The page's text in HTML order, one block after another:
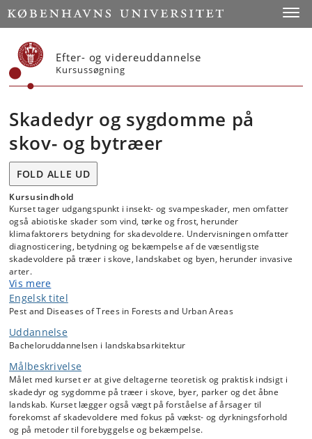
Start
Efter- og videreuddannelse
Kursussøgning
Skadedyr og sygdomme på
skov- og bytræer
FOLD ALLE UD
Kursusindhold
Kurset tager udgangspunkt i insekt- og svampeskader, men omfatter
også abiotiske skader som vind, tørke og frost, herunder
klimafaktorers betydning for skadevoldere. Undervisningen omfatter
diagnosticering, betydning og bekæmpelse af de væsentligste
skadevoldere på træer i skove, landskabet og byen, herunder invasive
arter.
Kurset henvender sig til alle med interesse for dyrkning og forvaltning
af træer.
Identifikation, symptombeskrivelse og diagnostik
Biologi og økologi hos skadedyr og svampe på skov- og
bytræer
Årsagssammenhænge mellem forekomst af skadevoldere
og vækst- og dyrkningsmæssige forhold
Klimafaktorers indflydelse på forekomst og betydning af
skadevoldere
Vis mere
Engelsk titel
Pest and Diseases of Trees in Forests and Urban Areas
Uddannelse
Bacheloruddannelsen i landskabsarkitektur
Målbeskrivelse
Målet med kurset er at give deltagerne teoretisk og praktisk indsigt i
skadedyr og sygdomme på træer i skove, byer, parker og det åbne
landskab. Kurset lægger også vægt på forståelse af årsager til
forekomst af skadevoldere med fokus på vækst- og dyrkningsforhold
og på metoder til forebyggelse og bekæmpelse.